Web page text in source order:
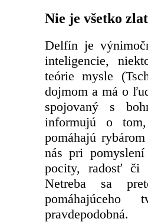
Nie je všetko
Delfín je
inteligencie,
teórie mysle
dojmom a má o
spojovaný s
informujú o
pomáhajú
nás pri
pocity, radosť či
Netreba sa
pravdepodobná.